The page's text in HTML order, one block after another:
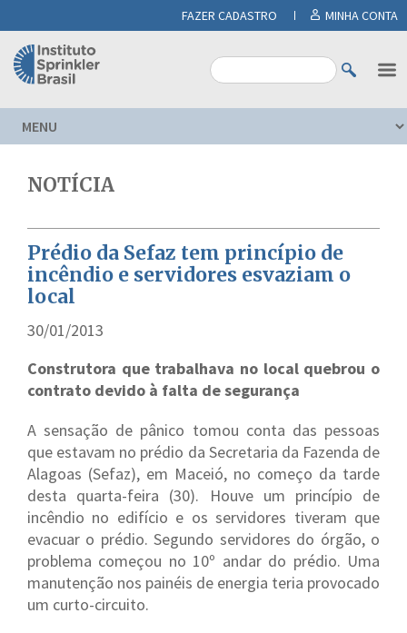
FAZER CADASTRO MINHA CONTA
NOTÍCIA
Prédio da Sefaz tem princípio de
incêndio e servidores esvaziam o
local
30/01/2013
Construtora que trabalhava no local quebrou o
contrato devido à falta de segurança
A sensação de pânico tomou conta das pessoas
que estavam no prédio da Secretaria da Fazenda de
Alagoas (Sefaz), em Maceió, no começo da tarde
desta quarta-feira (30). Houve um princípio de
incêndio no edifício e os servidores tiveram que
evacuar o prédio. Segundo servidores do órgão, o
problema começou no 10º andar do prédio. Uma
manutenção nos painéis de energia teria provocado
um curto-circuito.